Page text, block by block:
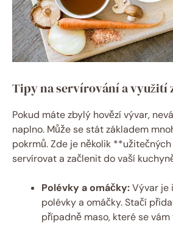
Tipy na servírování a využití
Pokud máte zbylý hovězí vývar,
naplno. Může se stát základem
pokrmů. Zde je několik
servírovat a začlenit do vaší
Polévky a omáčky:Vývar je
polévky a omáčky. Stačí
případně maso, které se